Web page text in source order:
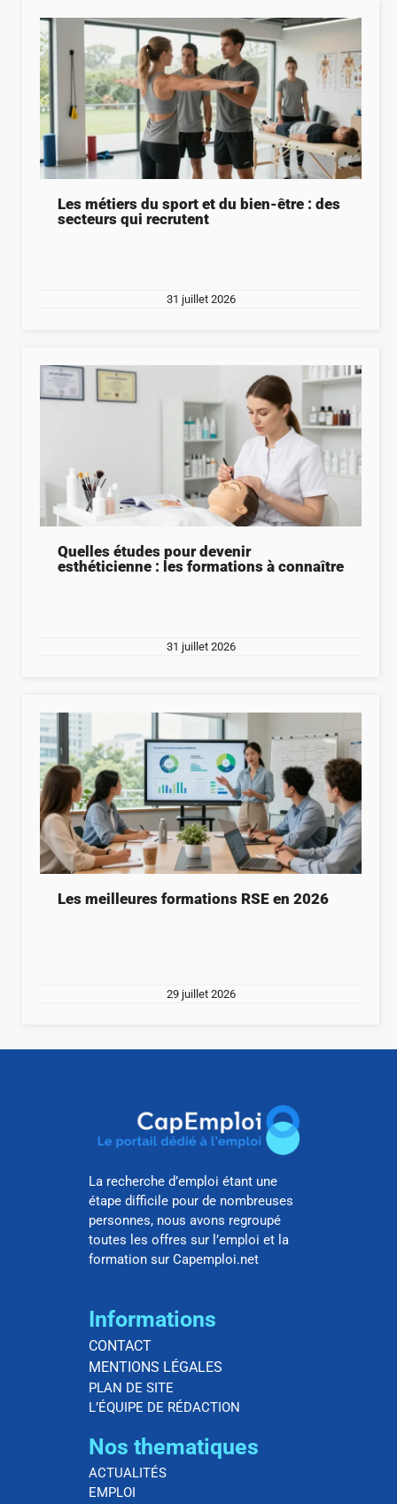
Les métiers du sport et du bien-être : des
secteurs qui recrutent
31 juillet 2026
Quelles études pour devenir
esthéticienne : les formations à connaître
31 juillet 2026
Les meilleures formations RSE en 2026
29 juillet 2026
La recherche d’emploi étant une
étape difficile pour de nombreuses
personnes, nous avons regroupé
toutes les offres sur l’emploi et la
formation sur Capemploi.net
Informations
CONTACT
MENTIONS LÉGALES
PLAN DE SITE
L’ÉQUIPE DE RÉDACTION
Nos thematiques
ACTUALITÉS
EMPLOI